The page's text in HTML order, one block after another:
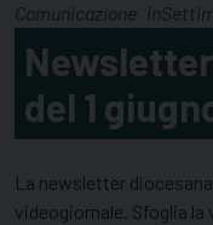
Comunicazione
del 1
La newsletter
videogiornale. Sfoglia